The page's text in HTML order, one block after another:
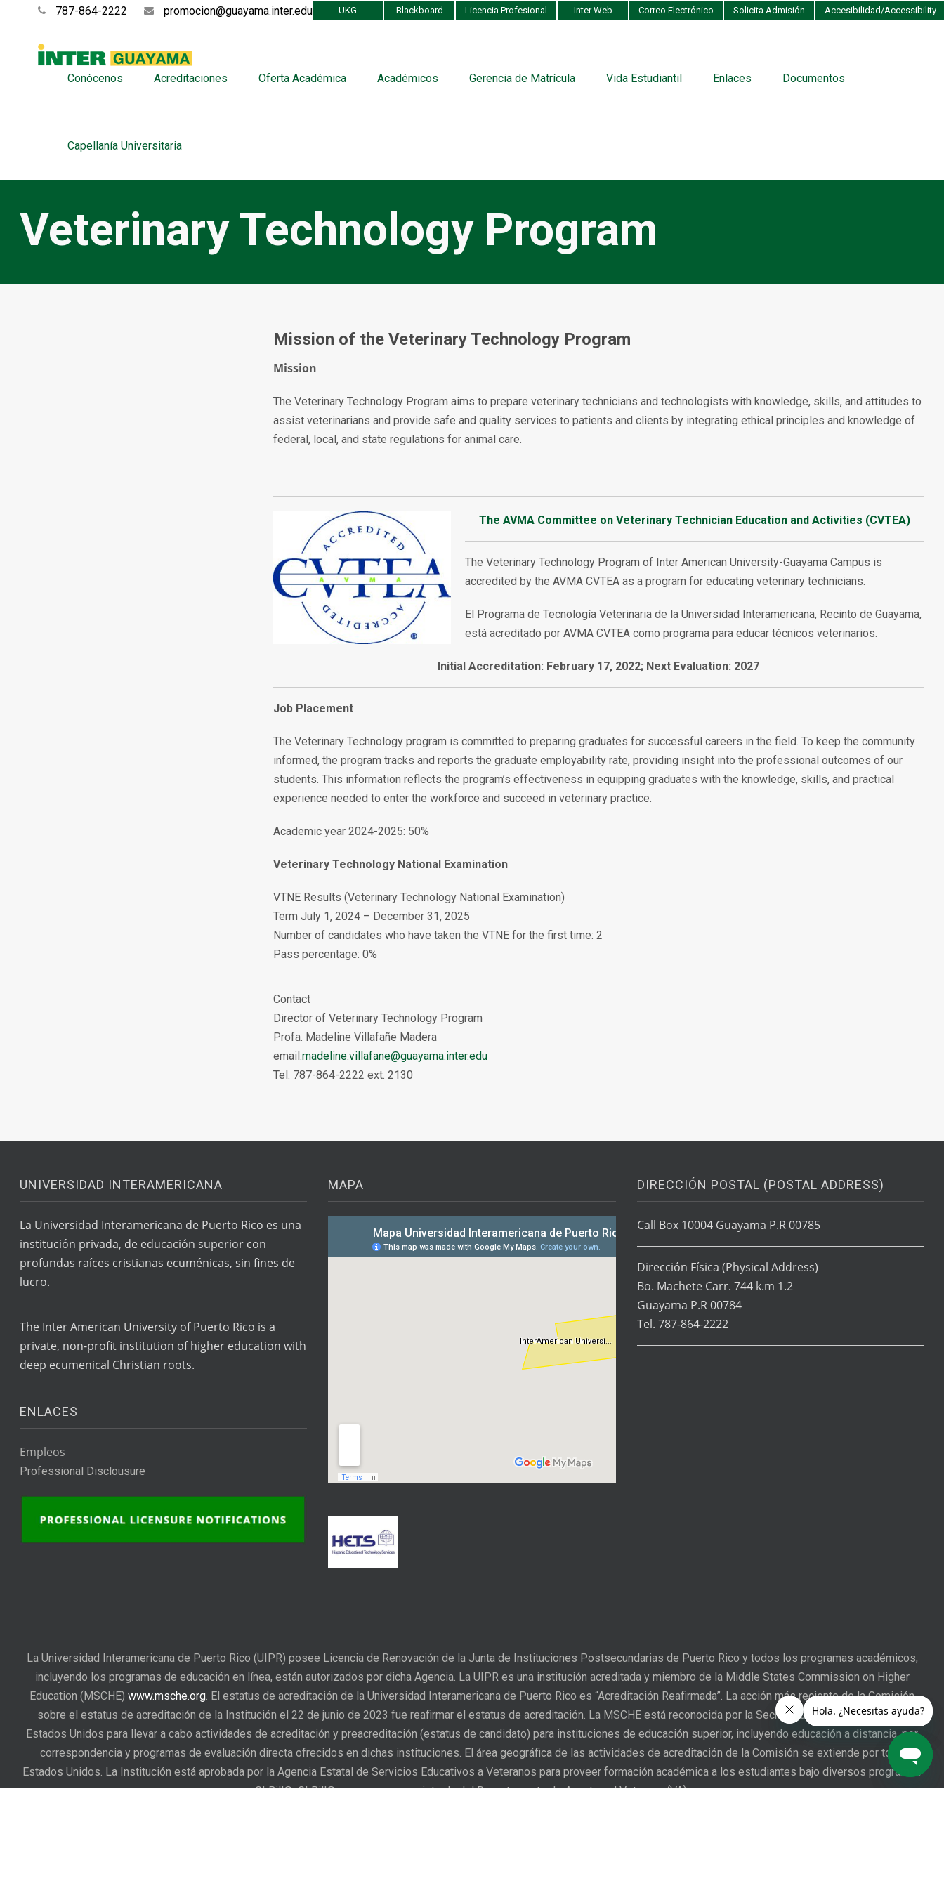
UKG Blackboard Licencia Profesional Inter Web Correo Electrónico Solicita Admisión Accesibilidad/Accessibility
787-864-2222 promocion@guayama.inter.edu
Conócenos Acreditaciones Oferta Académica Académicos Gerencia de Matrícula Vida Estudiantil Enlaces Documentos
Capellanía Universitaria
Veterinary Technology Program
Mission of the Veterinary Technology Program
Mission
The Veterinary Technology Program aims to prepare veterinary technicians and technologists with knowledge, skills, and attitudes to
assist veterinarians and provide safe and quality services to patients and clients by integrating ethical principles and knowledge of
federal, local, and state regulations for animal care.
The AVMA Committee on Veterinary Technician Education and Activities (CVTEA)
The Veterinary Technology Program of Inter American University-Guayama Campus is
accredited by the AVMA CVTEA as a program for educating veterinary technicians.
El Programa de Tecnología Veterinaria de la Universidad Interamericana, Recinto de Guayama,
está acreditado por AVMA CVTEA como programa para educar técnicos veterinarios.
Initial Accreditation: February 17, 2022; Next Evaluation: 2027
Job Placement
The Veterinary Technology program is committed to preparing graduates for successful careers in the field. To keep the community
informed, the program tracks and reports the graduate employability rate, providing insight into the professional outcomes of our
students. This information reflects the program’s effectiveness in equipping graduates with the knowledge, skills, and practical
experience needed to enter the workforce and succeed in veterinary practice.
Academic year 2024-2025: 50%
Veterinary Technology National Examination
VTNE Results (Veterinary Technology National Examination)
Term July 1, 2024– December 31, 2025
Number of candidates who have taken the VTNE for the first time: 2
Pass percentage: 0%
Contact
Director of Veterinary Technology Program
Profa. Madeline Villafañe Madera
email:madeline.villafane@guayama.inter.edu
Tel. 787-864-2222 ext. 2130
UNIVERSIDAD INTERAMERICANA
La Universidad Interamericana de Puerto Rico es una
institución privada, de educación superior con
profundas raíces cristianas ecuménicas, sin fines de
lucro.
The Inter American University of Puerto Rico is a
private, non-profit institution of higher education with
deep ecumenical Christian roots.
ENLACES
Empleos
Professional Disclousure
MAPA DIRECCIÓN POSTAL (POSTAL ADDRESS)
Call Box 10004 Guayama P.R 00785
Dirección Física (Physical Address)
Bo. Machete Carr. 744 k.m 1.2
Guayama P.R 00784
Tel. 787-864-2222
La Universidad Interamericana de Puerto Rico (UIPR) posee Licencia de Renovación de la Junta de Instituciones Postsecundarias de Puerto Rico y todos los programas académicos,
incluyendo los programas de educación en línea, están autorizados por dicha Agencia. La UIPR es una institución acreditada y miembro de la Middle States Commission on Higher
Education (MSCHE) www.msche.org. El estatus de acreditación de la Universidad Interamericana de Puerto Rico es “Acreditación Reafirmada”. La acción más reciente de la Comisión
sobre el estatus de acreditación de la Institución el 22 de junio de 2023 fue reafirmar el estatus de acreditación. La MSCHE está reconocida por la Secretaría de Educación de los
Estados Unidos para llevar a cabo actividades de acreditación y preacreditación (estatus de candidato) para instituciones de educación superior, incluyendo educación a distancia, por
correspondencia y programas de evaluación directa ofrecidos en dichas instituciones. El área geográfica de las actividades de acreditación de la Comisión se extiende por todo
Estados Unidos. La Institución está aprobada por la Agencia Estatal de Servicios Educativos a Veteranos para proveer formación académica a los estudiantes bajo diversos programas
GI Bill®. GI Bill® es una marca registrada del Departamento de Asuntos al Veterano (VA).